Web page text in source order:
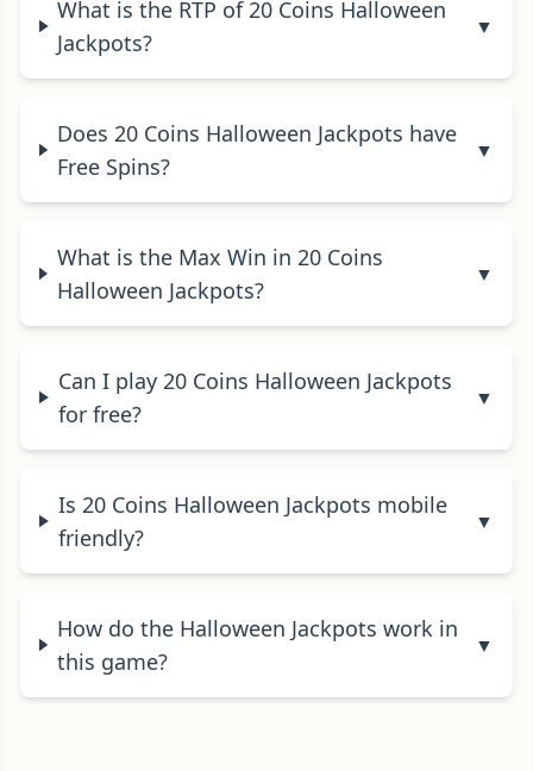
What is the RTP of 20 Coins Halloween
Jackpots?
▼
Does 20 Coins Halloween Jackpots have
Free Spins?
▼
What is the Max Win in 20 Coins
Halloween Jackpots?
▼
Can I play 20 Coins Halloween Jackpots
for free?
▼
Is 20 Coins Halloween Jackpots mobile
friendly?
▼
How do the Halloween Jackpots work in
this game?
▼